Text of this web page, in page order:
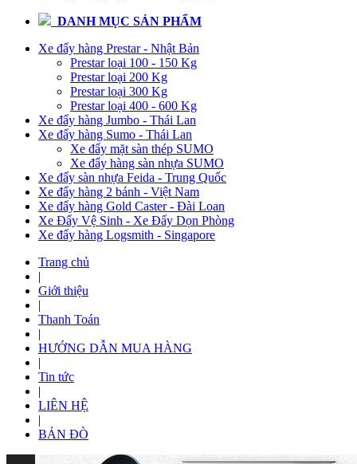
DANH MỤC SẢN PHẨM
Xe đẩy hàng Prestar - Nhật Bản
Prestar loại 100 - 150 Kg
Prestar loại 200 Kg
Prestar loại 300 Kg
Prestar loại 400 - 600 Kg
Xe đẩy hàng Jumbo - Thái Lan
Xe đẩy hàng Sumo - Thái Lan
Xe đẩy mặt sàn thép SUMO
Xe đẩy hàng sàn nhựa SUMO
Xe đẩy sàn nhựa Feida - Trung Quốc
Xe đẩy hàng 2 bánh - Việt Nam
Xe đẩy hàng Gold Caster - Đài Loan
Xe Đẩy Vệ Sinh - Xe Đẩy Dọn Phòng
Xe đẩy hàng Logsmith - Singapore
Trang chủ
|
Giới thiệu
|
Thanh Toán
|
HƯỚNG DẪN MUA HÀNG
|
Tin tức
|
LIÊN HỆ
|
BẢN ĐÒ